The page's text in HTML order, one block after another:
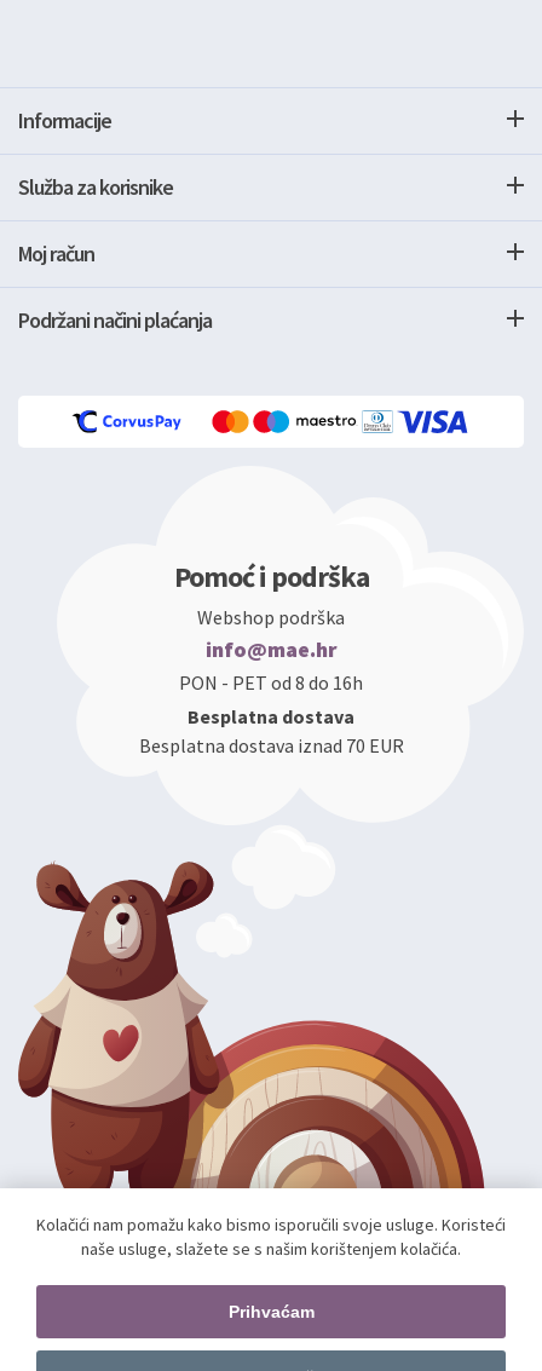
Informacije
Služba za korisnike
Moj račun
Podržani načini plaćanja
Pomoć i podrška
Webshop podrška
info@mae.hr
PON - PET od 8 do 16h
Besplatna dostava
Besplatna dostava iznad 70 EUR
Pratite nas
Kolačići nam pomažu kako bismo isporučili svoje usluge. Koristeći
naše usluge, slažete se s našim korištenjem kolačića.
Prihvaćam